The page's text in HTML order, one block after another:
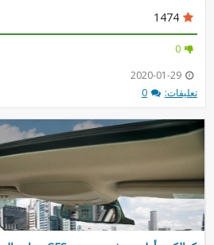
1474
0
2020-01-29
تعليقات:
0